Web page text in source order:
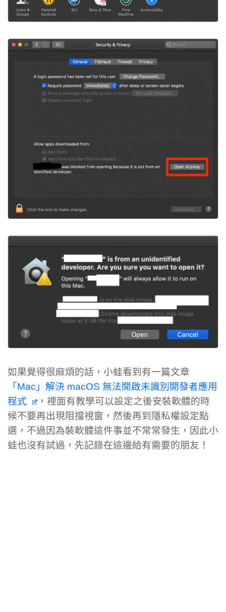
如果覺得很麻煩的話，小蛙看到有一篇文章
「Mac」解決 macOS 無法開啟未識別開發者應用
程式
，裡面有教學可以設定之後安裝軟體的時
候不要再出現阻擋視窗，然後再到隱私權設定點
選，不過因為裝軟體這件事並不常常發生，因此小
蛙也沒有試過，先記錄在這邊給有需要的朋友！